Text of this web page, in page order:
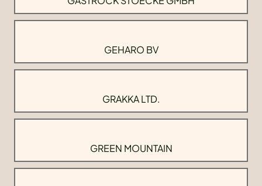
GEHARO BV
GRAKKA LTD.
GREEN MOUNTAIN